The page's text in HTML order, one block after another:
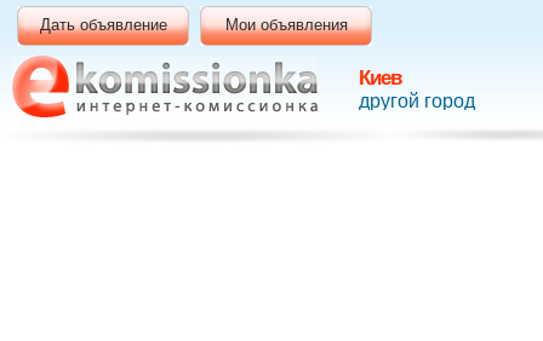
Киев
другой город
Дать объявление Мои объявления